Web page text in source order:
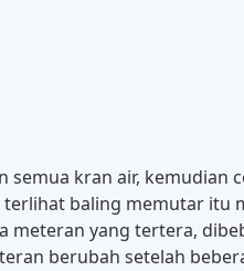
kran air, kemudian
baling memutar itu
yang tertera,
berubah setelah